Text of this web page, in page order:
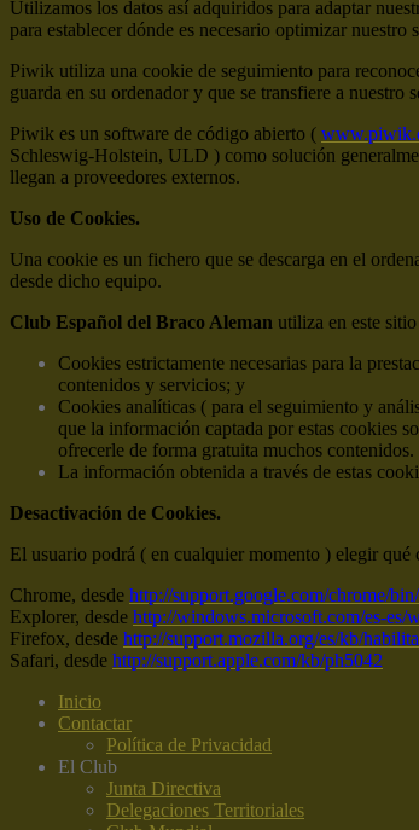
Utilizamos los datos así adquiridos para adaptar
para establecer dónde es necesario optimizar nuestro
Piwik utiliza una cookie de seguimiento para
guarda en su ordenador y que se transfiere a
Piwik es un software de código abierto (
Schleswig-Holstein, ULD ) como solución
llegan a proveedores externos.
Uso de Cookies.
Una cookie es un fichero que se descarga en el
desde dicho equipo.
Club Español del Braco Aleman utiliza en este
Cookies estrictamente necesarias para la
contenidos y servicios; y
Cookies analíticas ( para el seguimiento y
que la información captada por estas cookies
ofrecerle de forma gratuita muchos contenidos.
La información obtenida a través de estas
Desactivación de Cookies.
El usuario podrá ( en cualquier momento ) elegir
Chrome, desde http://support.google.com/chrome/
Explorer, desde http://windows.microsoft.com/es-es/
Firefox, desde http://support.mozilla.org/es/kb/
Safari, desde http://support.apple.com/kb/ph5042
Inicio
Contactar
Política de Privacidad
El Club
Junta Directiva
Delegaciones Territoriales